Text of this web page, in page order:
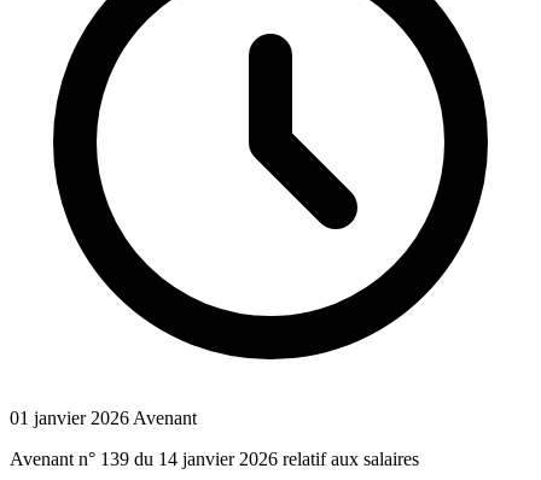
01 janvier 2026 Avenant
Avenant n° 139 du 14 janvier 2026 relatif aux salaires